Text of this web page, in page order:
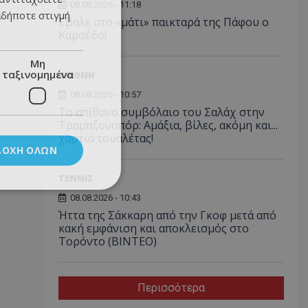
08.08.2026 - 11:18
Έβαλε στο «μάτι» παικταρά της Πάφου ο
ΔΙΕΘΝΗ
08.08.2026 - 10:57
Το απίθανο συμβόλαιο του Σαλάχ στην
Τραμπζονσπόρ: Αμάξια, βίλες, ακόμη και...
χαρτιά τουαλέτας!
08.08.2026 - 10:43
Ήττα της Σάκκαρη από την Γκοφ μετά από
κακή εμφάνιση και αποκλεισμός στο
Τορόντο (ΒΙΝΤΕΟ)
Περισσότερα
στιγμή
Μη
ταξινομημένα
ΌΛΩΝ